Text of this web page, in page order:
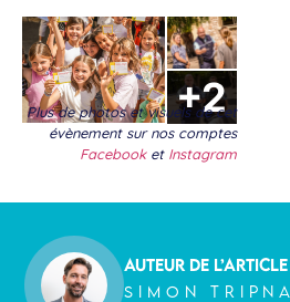
Plus de photos et visuels de cet
évènement sur nos comptes
Facebooket Instagram
AUTEUR DE L’ARTICLE
SIMON